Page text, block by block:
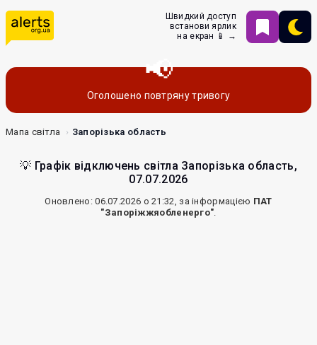
Швидкий доступ
встанови ярлик
на екран 📱 →
Оголошено повтряну тривогу
Мапа світла Запорізька область
💡 Графік відключень світла Запорізька область,
07.07.2026
Оновлено: 06.07.2026 о 21:32, за інформацією ПАТ
"Запоріжжяобленерго".